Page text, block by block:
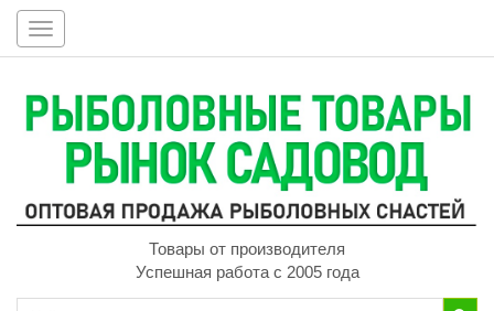
Toggle
navigation
Товары от производителя
Успешная работа с 2005 года